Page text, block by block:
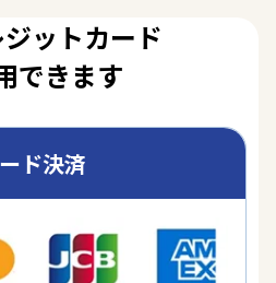
ットカード
できます
ド決済